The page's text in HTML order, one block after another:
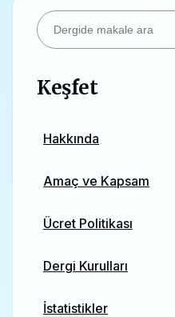
Keşfet
Hakkında
Amaç ve Kapsam
Ücret Politikası
Dergi Kurulları
İstatistikler